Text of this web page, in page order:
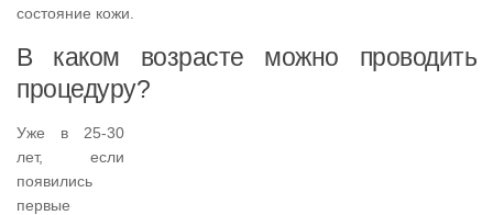
состояние кожи.
В каком возрасте можно проводить
процедуру?
Уже в 25-30
лет, если
появились
первые